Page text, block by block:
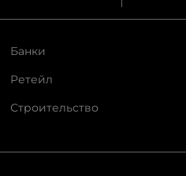
Банки
Ретейл
Строительство